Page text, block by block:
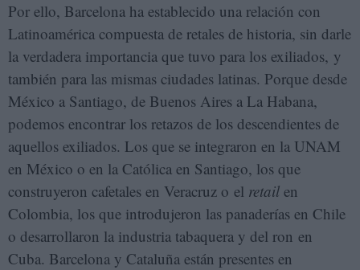
Por ello, Barcelona ha establecido una relación con
Latinoamérica compuesta de retales de historia, sin darle
la verdadera importancia que tuvo para los exiliados, y
también para las mismas ciudades latinas. Porque desde
México a Santiago, de Buenos Aires a La Habana,
podemos encontrar los retazos de los descendientes de
aquellos exiliados. Los que se integraron en la UNAM
en México o en la Católica en Santiago, los que
construyeron cafetales en Veracruz o el retail en
Colombia, los que introdujeron las panaderías en Chile
o desarrollaron la industria tabaquera y del ron en
Cuba. Barcelona y Cataluña están presentes en